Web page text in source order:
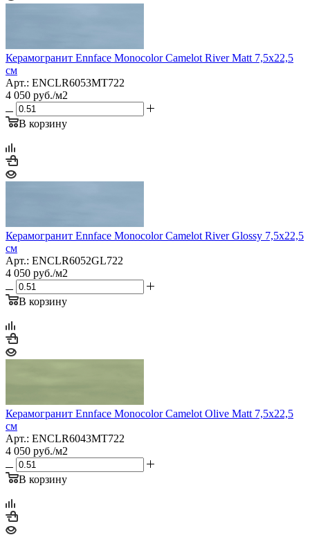
Керамогранит Ennface Monocolor Camelot River Matt 7,5x22,5
см
Арт.: ENCLR6053MT722
4 050 руб./м2
В корзину
Керамогранит Ennface Monocolor Camelot River Glossy 7,5x22,5
см
Арт.: ENCLR6052GL722
4 050 руб./м2
В корзину
Керамогранит Ennface Monocolor Camelot Olive Matt 7,5x22,5
см
Арт.: ENCLR6043MT722
4 050 руб./м2
В корзину